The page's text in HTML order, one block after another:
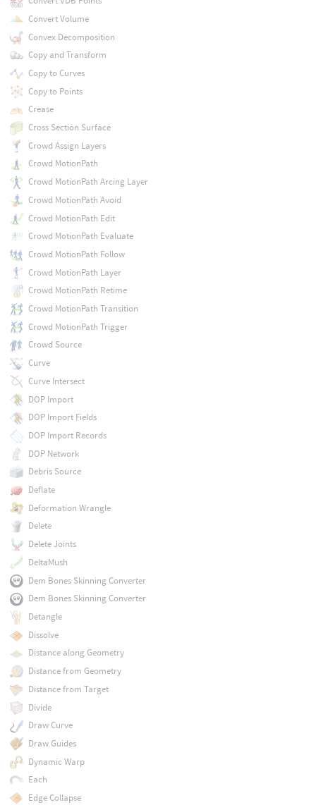
Convert Volume
Convex Decomposition
Copy and Transform
Copy to Curves
Copy to Points
Crease
Cross Section Surface
Crowd Assign Layers
Crowd MotionPath
Crowd MotionPath Arcing Layer
Crowd MotionPath Avoid
Crowd MotionPath Edit
Crowd MotionPath Evaluate
Crowd MotionPath Follow
Crowd MotionPath Layer
Crowd MotionPath Retime
Crowd MotionPath Transition
Crowd MotionPath Trigger
Crowd Source
Curve
Curve Intersect
DOP Import
DOP Import Fields
DOP Import Records
DOP Network
Debris Source
Deflate
Deformation Wrangle
Delete
Delete Joints
DeltaMush
Dem Bones Skinning Converter
Dem Bones Skinning Converter
Detangle
Dissolve
Distance along Geometry
Distance from Geometry
Distance from Target
Divide
Draw Curve
Draw Guides
Dynamic Warp
Each
Edge Collapse